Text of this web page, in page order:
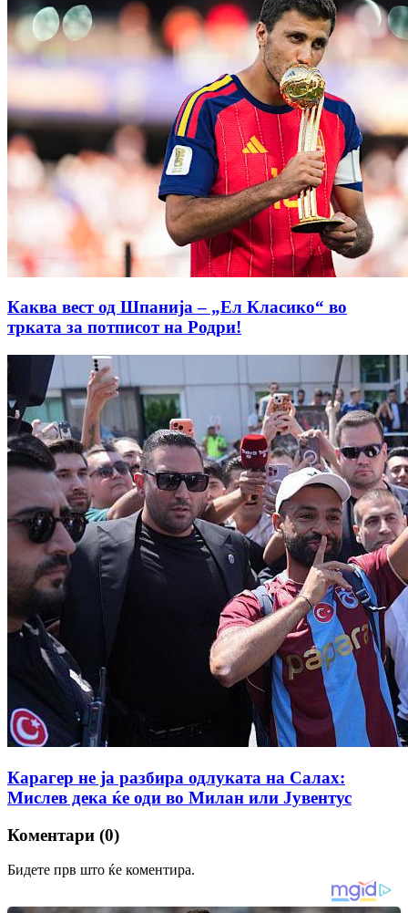
Каква вест од Шпанија – „Ел Класико“ во
трката за потписот на Родри!
Карагер не ја разбира одлуката на Салах:
Мислев дека ќе оди во Милан или Јувентус
Коментари (0)
Бидете прв што ќе коментира.